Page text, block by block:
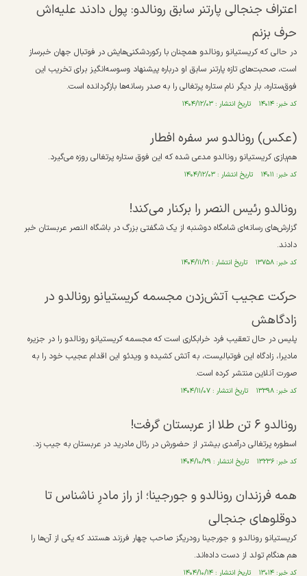
اعتراف جنجالی پارتنر سابق رونالدو: پول دادند علیه‌اش
حرف بزنم
در حالی که کریستیانو رونالدو همچنان با رکوردشکنی‌هایش در فوتبال جهان خبرساز
است، صحبت‌های تازه پارتنر سابق او درباره پیشنهاد وسوسه‌انگیز برای تخریب این
فوق‌ستاره، بار دیگر نام ستاره پرتغالی را به صدر رسانه‌ها بازگردانده است.
کد خبر: ۱۴۰۱۴ تاریخ انتشار : ۱۴۰۴/۱۲/۰۳
(عکس) رونالدو سر سفره افطار
هم‌بازی کریستیانو رونالدو مدعی شده که این فوق ستاره پرتغالی روزه می‌گیرد.
کد خبر: ۱۴۰۱۱ تاریخ انتشار : ۱۴۰۴/۱۲/۰۳
رونالدو رئیس النصر را برکنار می‌کند!
گزارش‌های رسانه‌ای شامگاه دوشنبه از یک شگفتی بزرگ در باشگاه النصر عربستان خبر
دادند.
کد خبر: ۱۳۷۵۸ تاریخ انتشار : ۱۴۰۴/۱۱/۲۱
حرکت عجیب آتش‌زدن مجسمه کریستیانو رونالدو در
زادگاهش
پلیس در حال تعقیب فرد خرابکاری است که مجسمه کریستیانو رونالدو را در جزیره
مادیرا، زادگاه این فوتبالیست، به آتش کشیده و ویدئو این اقدام عجیب خود را به
صورت آنلاین منتشر کرده است.
کد خبر: ۱۳۳۹۸ تاریخ انتشار : ۱۴۰۴/۱۱/۰۷
رونالدو ۶ تن طلا از عربستان گرفت!
اسطوره پرتغالی درآمدی بیشتر از حضورش در رئال مادرید در عربستان به جیب زد.
کد خبر: ۱۳۲۳۶ تاریخ انتشار : ۱۴۰۴/۱۰/۲۹
همه فرزندان رونالدو و جورجینا؛ از راز مادرِ ناشناس تا
دوقلو‌های جنجالی
کریستیانو رونالدو و جورجینا رودریگز صاحب چهار فرزند هستند که یکی از آن‌ها را
هم هنگام تولد از دست داده‌اند.
کد خبر: ۱۳۰۱۴ تاریخ انتشار : ۱۴۰۴/۱۰/۱۴